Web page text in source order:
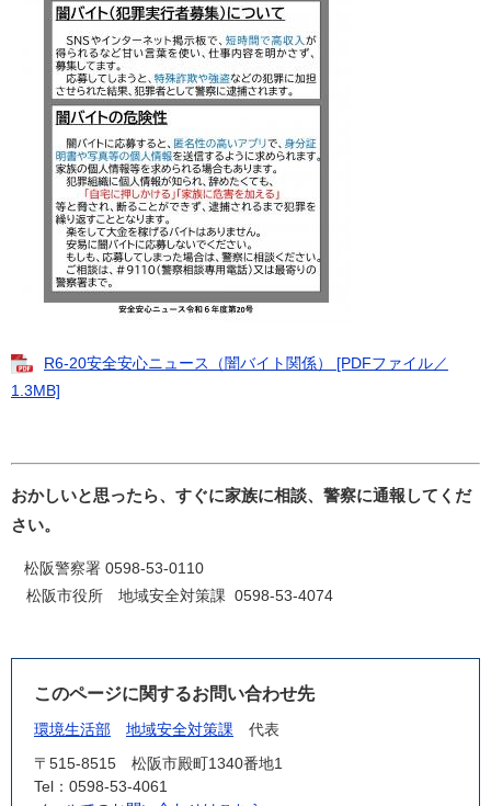
R6-20安全安心ニュース（闇バイト関係） [PDFファイル／
1.3MB]
おかしいと思ったら、すぐに家族に相談、警察に通報してくだ
さい。
松阪警察署 0598-53-0110
松阪市役所 地域安全対策課 0598-53-4074​
このページに関するお問い合わせ先
環境生活部 地域安全対策課
代表
〒515-8515
松阪市殿町1340番地1
Tel：0598-53-4061